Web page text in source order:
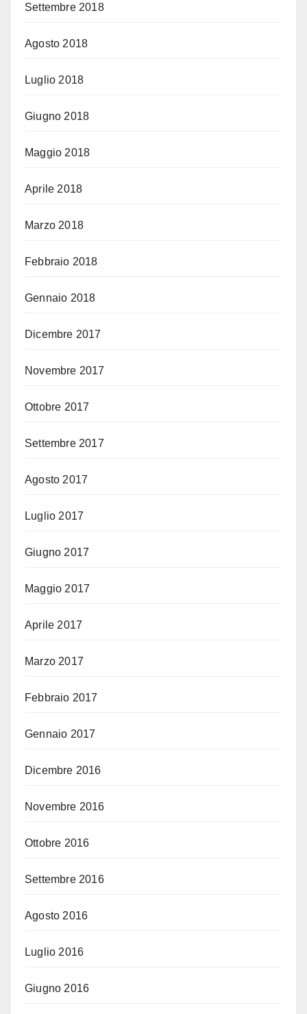
Settembre 2018
Agosto 2018
Luglio 2018
Giugno 2018
Maggio 2018
Aprile 2018
Marzo 2018
Febbraio 2018
Gennaio 2018
Dicembre 2017
Novembre 2017
Ottobre 2017
Settembre 2017
Agosto 2017
Luglio 2017
Giugno 2017
Maggio 2017
Aprile 2017
Marzo 2017
Febbraio 2017
Gennaio 2017
Dicembre 2016
Novembre 2016
Ottobre 2016
Settembre 2016
Agosto 2016
Luglio 2016
Giugno 2016